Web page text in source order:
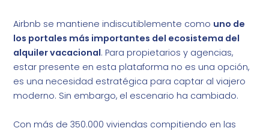
Airbnb se mantiene indiscutiblemente como uno de
los portales más importantes del ecosistema del
alquiler vacacional. Para propietarios y agencias,
estar presente en esta plataforma no es una opción,
es una necesidad estratégica para captar al viajero
moderno. Sin embargo, el escenario ha cambiado.
Con más de 350.000 viviendas compitiendo en las